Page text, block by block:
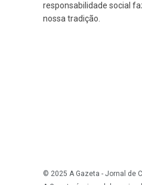
responsabilidade social
nossa tradição.
© 2025 A Gazeta - Jornal de